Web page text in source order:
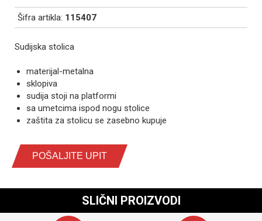
Šifra artikla: 115407
Sudijska stolica
materijal-metalna
sklopiva
sudija stoji na platformi
sa umetcima ispod nogu stolice
zaštita za stolicu se zasebno kupuje
POŠALJITE UPIT
SLIČNI PROIZVODI